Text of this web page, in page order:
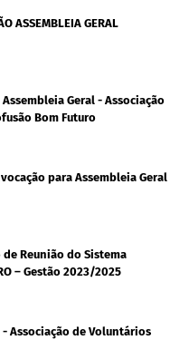
ASSEMBLEIA GERAL
Geral - Associação
Bom Futuro
para Assembleia Geral
Reunião do Sistema
– Gestão 2023/2025
Associação de Voluntários